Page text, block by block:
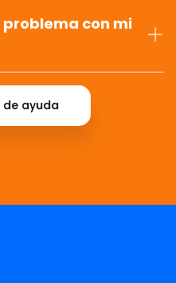
problema con mi
ayuda